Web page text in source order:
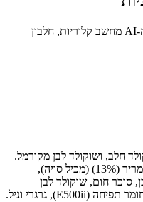
צלמו את הצלחת או כתבו מה אכלתם, וה-AI מחשב קלוריות, חלבון
חלב, ושוקולד לבן מקורמל.
קמח חיטה (מכיל גלוטן), חמאה, שוקולד מריר (13%) (מכיל סויה),
סוכר לבן, סוכר חום, שוקולד לבן